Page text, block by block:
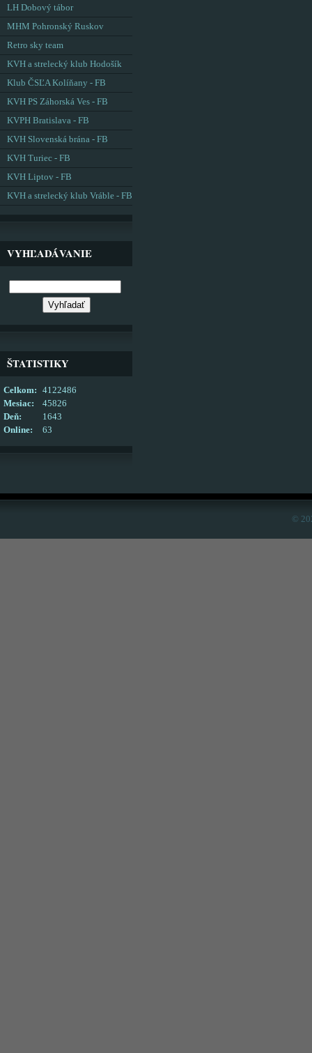
LH Dobový tábor
MHM Pohronský Ruskov
Retro sky team
KVH a strelecký klub Hodošík
Klub ČSĽA Kolíňany - FB
KVH PS Záhorská Ves - FB
KVPH Bratislava - FB
KVH Slovenská brána - FB
KVH Turiec - FB
KVH Liptov - FB
KVH a strelecký klub Vráble - FB
VYHĽADÁVANIE
ŠTATISTIKY
Online: 63
Celkom:
4122486
Mesiac:
45826
Deň:
1643
©